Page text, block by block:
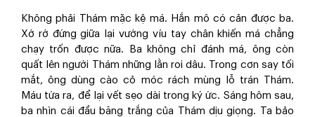
Không phải Thám mặc kệ má. Hắn mô có cản được ba.
Xớ rớ đứng giữa lại vướng víu tay chân khiến má chẳng
chạy trốn được nữa. Ba không chỉ đánh má, ông còn
quất lên người Thám những lằn roi dâu. Trong cơn say tối
mắt, ông dùng cào cỏ móc rách mùng lỗ trán Thám.
Máu tứa ra, để lại vết sẹo dài trong ký ức. Sáng hôm sau,
ba nhìn cái đầu băng trắng của Thám dịu giọng. Ta bảo